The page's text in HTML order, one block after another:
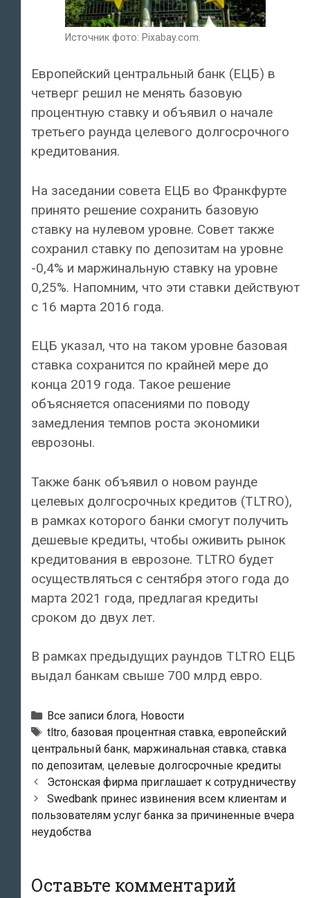
Источник фото: Pixabay.com.
Европейский центральный банк (ЕЦБ) в
четверг решил не менять базовую
процентную ставку и объявил о начале
третьего раунда целевого долгосрочного
кредитования.
На заседании совета ЕЦБ во Франкфурте
принято решение сохранить базовую
ставку на нулевом уровне. Совет также
сохранил ставку по депозитам на уровне
-0,4% и маржинальную ставку на уровне
0,25%. Напомним, что эти ставки действуют
с 16 марта 2016 года.
ЕЦБ указал, что на таком уровне базовая
ставка сохранится по крайней мере до
конца 2019 года. Такое решение
объясняется опасениями по поводу
замедления темпов роста экономики
еврозоны.
Также банк объявил о новом раунде
целевых долгосрочных кредитов (TLTRO),
в рамках которого банки смогут получить
дешевые кредиты, чтобы оживить рынок
кредитования в еврозоне. TLTRO будет
осуществляться с сентября этого года до
марта 2021 года, предлагая кредиты
сроком до двух лет.
В рамках предыдущих раундов TLTRO ЕЦБ
выдал банкам свыше 700 млрд евро.
Рубрики
Все записи блога, Новости
Тэги
tltro, базовая процентная ставка, европейский
центральный банк, маржинальная ставка, ставка
по депозитам, целевые долгосрочные кредиты
Навигация
по
записям
Эстонская фирма приглашает к сотрудничеству
Swedbank принес извинения всем клиентам и
пользователям услуг банка за причиненные вчера
неудобства
Оставьте комментарий